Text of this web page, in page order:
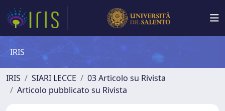
IRIS
IRIS SIARI LECCE
03 Articolo su Rivista
Articolo pubblicato su Rivista